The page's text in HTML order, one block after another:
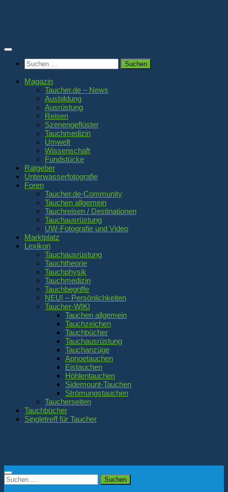
Suchen
nach:
Magazin
Taucher.de – News
Ausbildung
Ausrüstung
Reisen
Szenengeflüster
Tauchmedizin
Umwelt
Wissenschaft
Fundstücke
Ratgeber
Unterwasserfotografie
Foren
Taucher.de-Community
Tauchen allgemein
Tauchreisen / Destinationen
Tauchausrüstung
UW-Fotografie und Video
Marktplatz
Lexikon
Tauchausrüstung
Tauchtheorie
Tauchphysik
Tauchmedizin
Tauchbegriffe
NEU! – Persönlichkeiten
Taucher-WIKI
Tauchen allgemein
Tauchzeichen
Tauchbücher
Tauchausrüstung
Tauchanzüge
Apnoetauchen
Eistauchen
Höhlentauchen
Sidemount-Tauchen
Strömungstauchen
Taucherseiten
Tauchbücher
Singletreff für Taucher
Suchen
nach: